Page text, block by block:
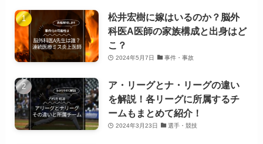
松井宏樹に嫁はいるのか？脳外
科医A医師の家族構成と出身はど
こ？
2024年5月7日 事件・事故
ア・リーグとナ・リーグの違い
を解説！各リーグに所属するチ
ームもまとめて紹介！
2024年3月23日 選手・競技